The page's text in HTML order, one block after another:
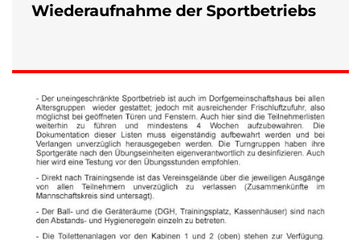
Wiederaufnahme der Sportbetriebs